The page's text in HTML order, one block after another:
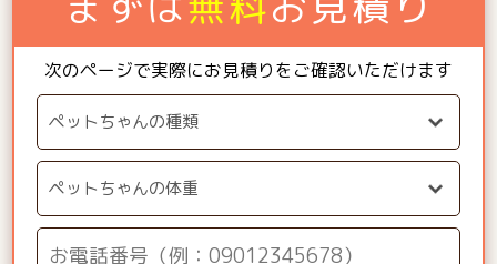
次のページで実際にお見積りをご確認いただけます